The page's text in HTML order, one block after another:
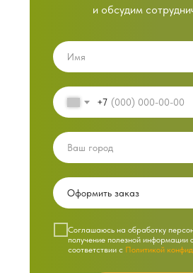
и обсудим
+7
Cоглашаюсь на обработку
получение полезной информации
соответствии с Политикой